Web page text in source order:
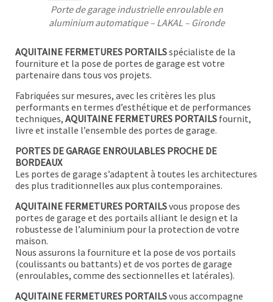
Porte de garage industrielle enroulable en
aluminium automatique – LAKAL – Gironde
AQUITAINE FERMETURES PORTAILSspécialiste de la
fourniture et la pose de portes de garage est votre
partenaire dans tous vos projets.
Fabriquées sur mesures, avec les critères les plus
performants en termes d’esthétique et de performances
techniques, AQUITAINE FERMETURES PORTAILS fournit,
livre et installe l’ensemble des portes de garage.
PORTES DE GARAGE ENROULABLES PROCHE DE
BORDEAUX
Les portes de garage s’adaptent à toutes les architectures
des plus traditionnelles aux plus contemporaines.
AQUITAINE FERMETURES PORTAILSvous propose des
portes de garage et des portails alliant le design et la
robustesse de l’aluminium pour la protection de votre
maison.
Nous assurons la fourniture et la pose de vos portails
(coulissants ou battants) et de vos portes de garage
(enroulables, comme des sectionnelles et latérales).
AQUITAINE FERMETURES PORTAILSvous accompagne